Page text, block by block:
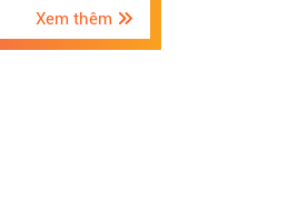
Xem thêm